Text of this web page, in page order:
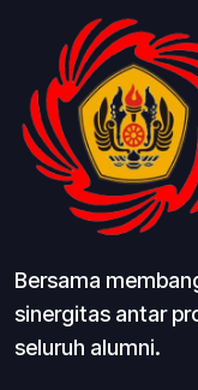
Bersama
sinergitas antar
seluruh alumni.